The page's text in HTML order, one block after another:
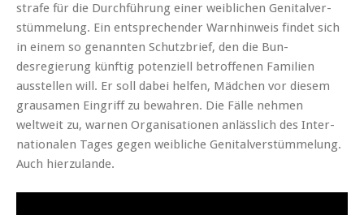
strafe für die Durch­führung ein­er weib­lichen Gen­i­talver­
stüm­melung. Ein entsprechen­der Warn­hin­weis find­et sich
in einem so genan­nten Schutzbrief, den die Bun­
desregierung kün­ftig poten­ziell betrof­fe­nen Fam­i­lien
ausstellen will. Er soll dabei helfen, Mäd­chen vor diesem
grausamen Ein­griff zu bewahren. Die Fälle nehmen
weltweit zu, war­nen Organ­i­sa­tio­nen anlässlich des Inter­
na­tionalen Tages gegen weib­liche Gen­i­talver­stüm­melung.
Auch hierzulande.